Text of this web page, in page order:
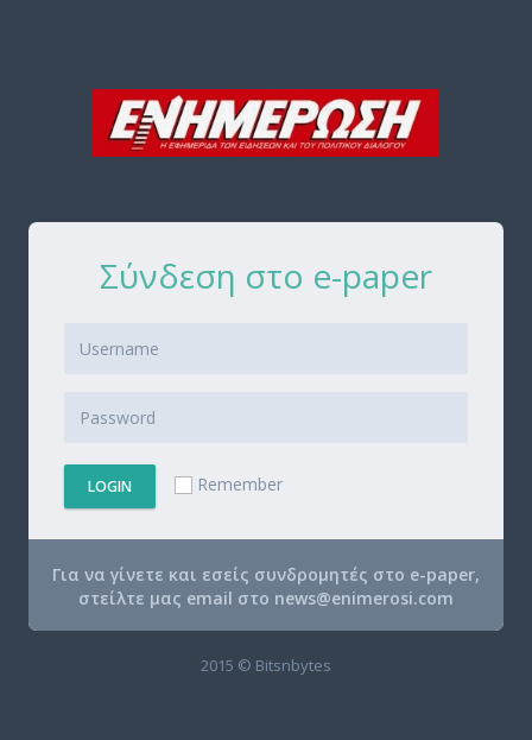
Σύνδεση στο e-paper
LOGIN Remember
Για να γίνετε και εσείς συνδρομητές στο e-paper,
στείλτε μας email στο news@enimerosi.com
2015 © Bitsnbytes